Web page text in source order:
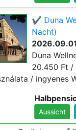
✔️ Duna
Nacht)
Duna
20.450 Ft /
/ ingyenes
Aussicht